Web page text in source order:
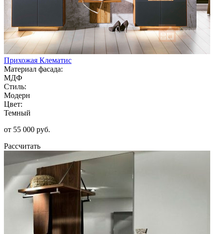
Прихожая Клематис
Материал фасада:
МДФ
Стиль:
Модерн
Цвет:
Темный
от 55 000 руб.
Рассчитать